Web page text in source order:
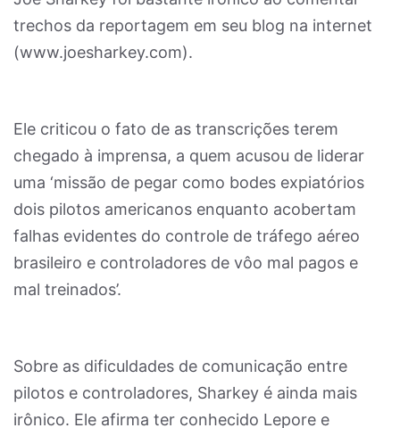
trechos da reportagem em seu blog na internet
(www.joesharkey.com).
Ele criticou o fato de as transcrições terem
chegado à imprensa, a quem acusou de liderar
uma ‘missão de pegar como bodes expiatórios
dois pilotos americanos enquanto acobertam
falhas evidentes do controle de tráfego aéreo
brasileiro e controladores de vôo mal pagos e
mal treinados’.
Sobre as dificuldades de comunicação entre
pilotos e controladores, Sharkey é ainda mais
irônico. Ele afirma ter conhecido Lepore e